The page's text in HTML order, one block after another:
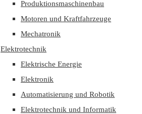
Produktionsmaschinenbau
Motoren und Kraftfahrzeuge
Mechatronik
Elektrotechnik
Elektrische Energie
Elektronik
Automatisierung und Robotik
Elektrotechnik und Informatik